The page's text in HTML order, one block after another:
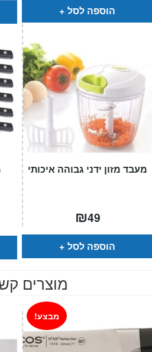
₪24.
הוספה לסל
מעבד מזון ידני גבוהה איכותי
₪49
הוספה לסל
מוצרים
מבצע!